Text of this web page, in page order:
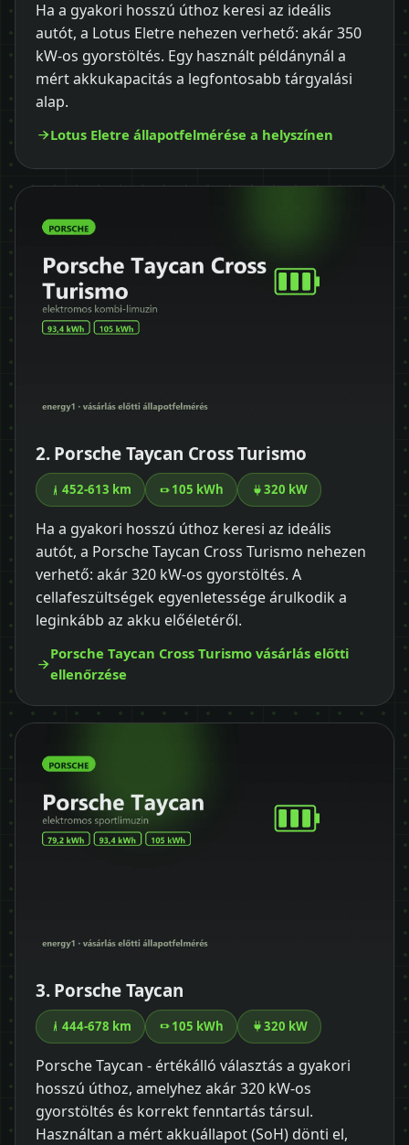
Ha a gyakori hosszú úthoz keresi az ideális
autót, a Lotus Eletre nehezen verhető: akár 350
kW-os gyorstöltés. Egy használt példánynál a
mért akkukapacitás a legfontosabb tárgyalási
alap.
Lotus Eletre állapotfelmérése a helyszínen
2. Porsche Taycan Cross Turismo
452-613 km 105 kWh 320 kW
Ha a gyakori hosszú úthoz keresi az ideális
autót, a Porsche Taycan Cross Turismo nehezen
verhető: akár 320 kW-os gyorstöltés. A
cellafeszültségek egyenletessége árulkodik a
leginkább az akku előéletéről.
Porsche Taycan Cross Turismo vásárlás előtti
ellenőrzése
3. Porsche Taycan
444-678 km 105 kWh 320 kW
Porsche Taycan - értékálló választás a gyakori
hosszú úthoz, amelyhez akár 320 kW-os
gyorstöltés és korrekt fenntartás társul.
Használtan a mért akkuállapot (SoH) dönti el,